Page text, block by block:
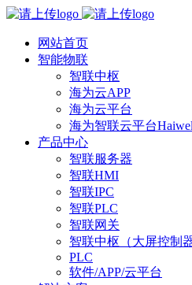
网站首页
智能物联
智联中枢
海为云APP
海为云平台
海为智联云平台
产品中心
智联服务器
智联HMI
智联IPC
智联PLC
智联网关
智联中枢（大屏控制器
PLC
软件/APP/云平台